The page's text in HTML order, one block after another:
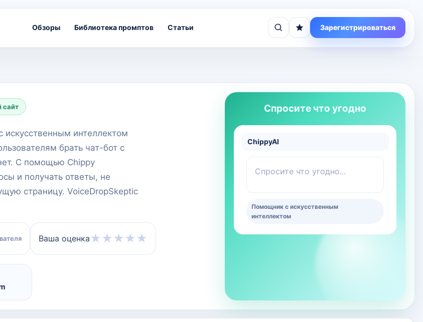
Обзоры Библиотека промптов Статьи Зарегистрироваться
сайт
интеллектом
брать чат-бот с
С помощью Chippy
и получать ответы, не
страницу. VoiceDropSkeptic
Ваша оценка ★ ★ ★ ★ ★
Спросите что угодно
ChippyAI
Спросите что угодно...
Помощник с искусственным
интеллектом